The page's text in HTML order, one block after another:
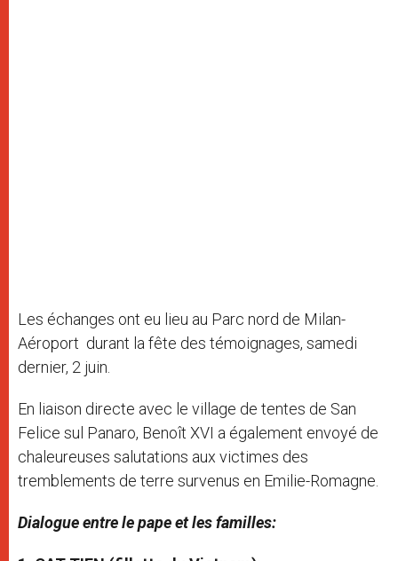
Les échanges ont eu lieu au Parc nord de Milan-
Aéroport durant la fête des témoignages, samedi
dernier, 2 juin.
En liaison directe avec le village de tentes de San
Felice sul Panaro, Benoît XVI a également envoyé de
chaleureuses salutations aux victimes des
tremblements de terre survenus en Emilie-Romagne.
Dialogue entre le pape et les familles: